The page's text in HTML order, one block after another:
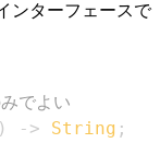
ンターフェースで
でよい
) -> String ;